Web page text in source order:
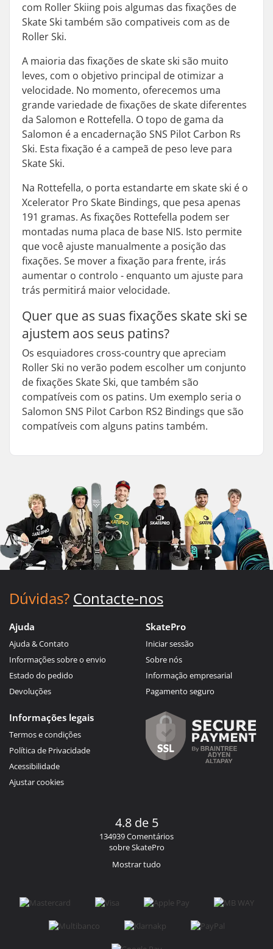
com Roller Skiing pois algumas das fixações de
Skate Ski também são compativeis com as de
Roller Ski.
A maioria das fixações de skate ski são muito
leves, com o objetivo principal de otimizar a
velocidade. No momento, oferecemos uma
grande variedade de fixações de skate diferentes
da Salomon e Rottefella. O topo de gama da
Salomon é a encadernação SNS Pilot Carbon Rs
Ski. Esta fixação é a campeã de peso leve para
Skate Ski.
Na Rottefella, o porta estandarte em skate ski é o
Xcelerator Pro Skate Bindings, que pesa apenas
191 gramas. As fixações Rottefella podem ser
montadas numa placa de base NIS. Isto permite
que você ajuste manualmente a posição das
fixações. Se mover a fixação para frente, irás
aumentar o controlo - enquanto um ajuste para
trás permitirá maior velocidade.
Quer que as suas fixações skate ski se
ajustem aos seus patins?
Os esquiadores cross-country que apreciam
Roller Ski no verão podem escolher um conjunto
de fixações Skate Ski, que também são
compatíveis com os patins. Um exemplo seria o
Salomon SNS Pilot Carbon RS2 Bindings que são
compatíveis com alguns patins também.
Dúvidas? Contacte-nos
Ajuda
Ajuda & Contato
Informações sobre o envio
Estado do pedido
Devoluções
SkatePro
Iniciar sessão
Sobre nós
Informação empresarial
Pagamento seguro
Informações legais
Termos e condições
Política de Privacidade
Acessibilidade
Ajustar cookies
4.8 de 5
134939 Comentários
sobre SkatePro
Mostrar tudo